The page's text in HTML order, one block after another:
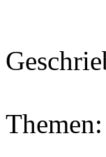
Themen: